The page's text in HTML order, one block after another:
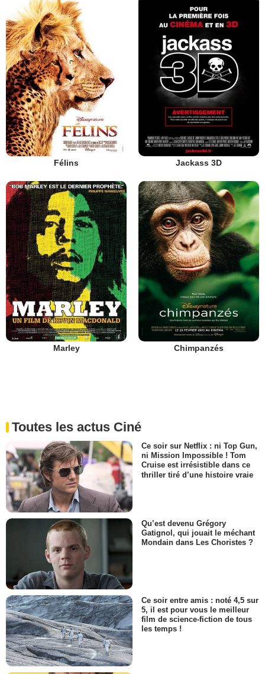
Félins Jackass 3D
Marley Chimpanzés
Toutes les actus Ciné
Ce soir sur Netflix : ni Top Gun,
ni Mission Impossible ! Tom
Cruise est irrésistible dans ce
thriller tiré d’une histoire vraie
Qu’est devenu Grégory
Gatignol, qui jouait le méchant
Mondain dans Les Choristes ?
Ce soir entre amis : noté 4,5 sur
5, il est pour vous le meilleur
film de science-fiction de tous
les temps !